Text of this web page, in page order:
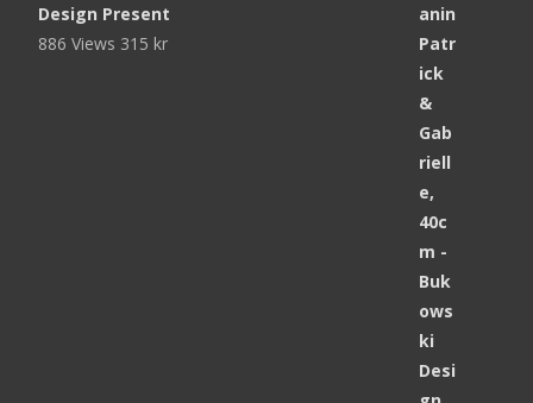
Design Present
886 Views 315 kr